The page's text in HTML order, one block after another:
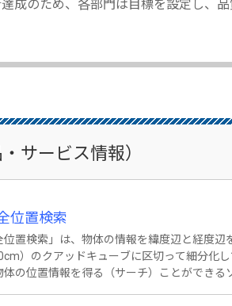
成のため、各部門は目標を設定し、
サービス情報）
位置検索
置検索」は、物体の情報を緯度辺と経度辺
）のクアッドキューブに区切って細分化
体の位置情報を得る（サーチ）ことができ